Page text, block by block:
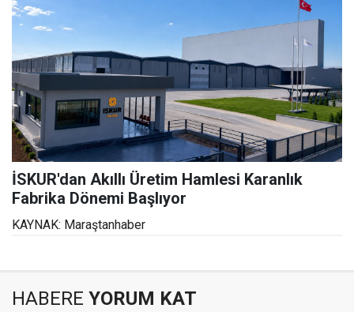
İSKUR'dan Akıllı Üretim Hamlesi Karanlık
Fabrika Dönemi Başlıyor
KAYNAK: Maraştanhaber
HABERE YORUM KAT